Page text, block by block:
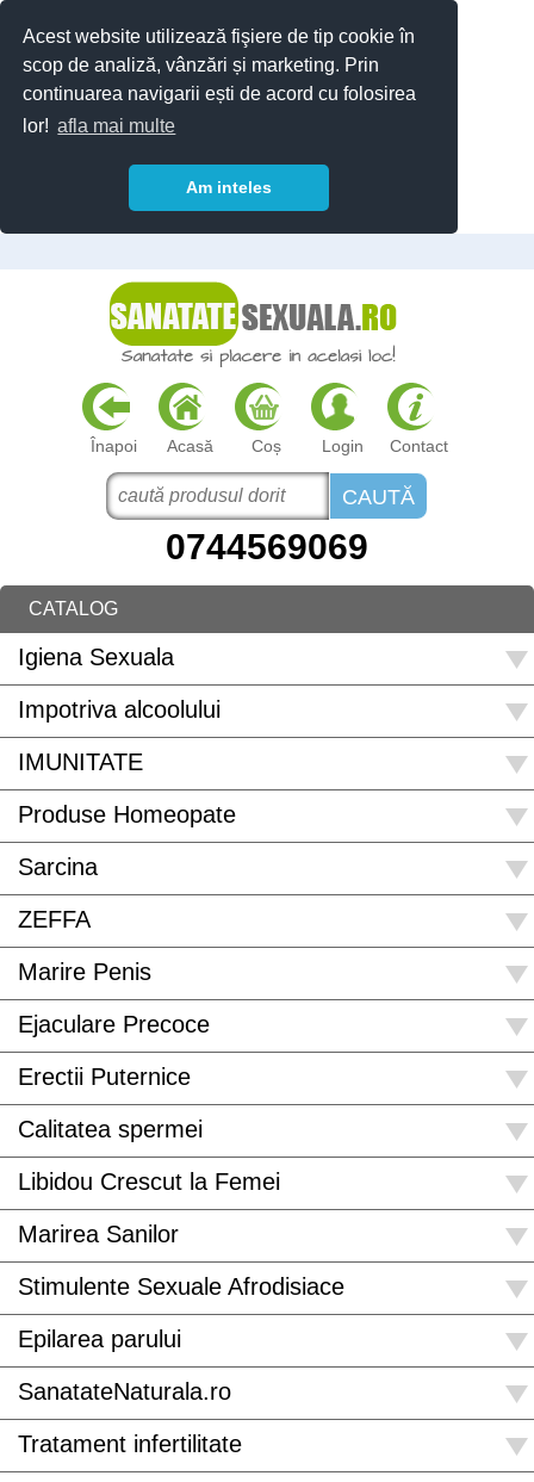
Acest website utilizează fişiere de tip cookie în
scop de analiză, vânzări și marketing. Prin
continuarea navigarii ești de acord cu folosirea
lor! afla mai multe
Am inteles
Înapoi Acasă Coș Login Contact
0744569069
CATALOG
Igiena Sexuala
Impotriva alcoolului
IMUNITATE
Produse Homeopate
Sarcina
ZEFFA
Marire Penis
Ejaculare Precoce
Erectii Puternice
Calitatea spermei
Libidou Crescut la Femei
Marirea Sanilor
Stimulente Sexuale Afrodisiace
Epilarea parului
SanatateNaturala.ro
Tratament infertilitate